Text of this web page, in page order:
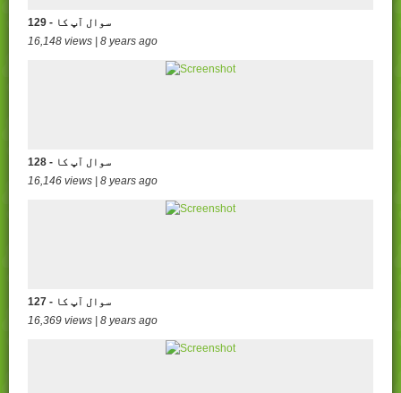
129 - سوال آپ کا
16,148 views | 8 years ago
128 - سوال آپ کا
16,146 views | 8 years ago
127 - سوال آپ کا
16,369 views | 8 years ago